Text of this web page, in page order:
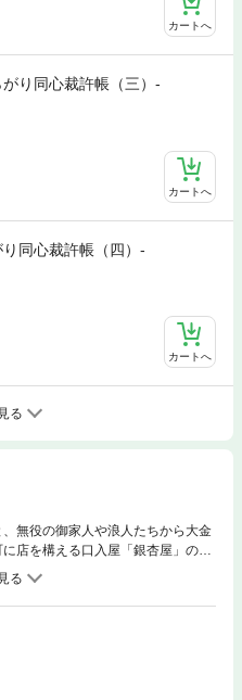
カートへ
り同心裁許帳（三）‐
カートへ
同心裁許帳（四）‐
カートへ
る
無役の御家人や浪人たちから大金
店を構える口入屋「銀杏屋」の
きで信用させる周到ぶりであっ
件はくらがりに落ちるかと思われ
奉行所の永尋書留役同心・角野忠